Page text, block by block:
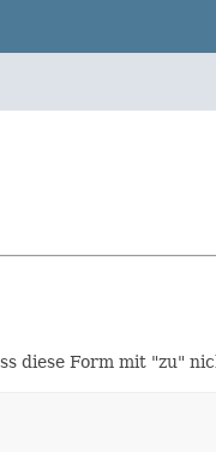
diese Form mit "zu"